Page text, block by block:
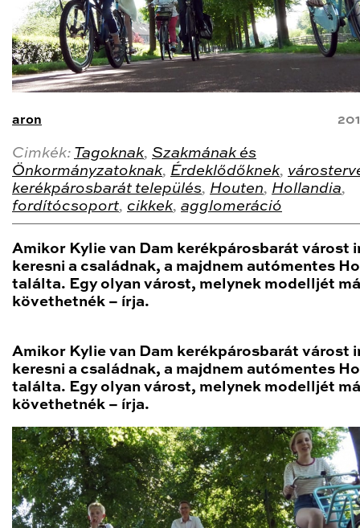
aron
Cimkék: Tagoknak, Szakmának és
Önkormányzatoknak, Érdeklődőknek,
kerékpárosbarát település, Houten, Hollandia,
fordítócsoport, cikkek, agglomeráció
Amikor Kylie van Dam kerékpárosbarát várost
keresni a családnak, a majdnem autómentes
találta. Egy olyan várost, melynek modelljét
követhetnék – írja.
Amikor Kylie van Dam kerékpárosbarát várost
keresni a családnak, a majdnem autómentes
találta. Egy olyan várost, melynek modelljét
követhetnék – írja.